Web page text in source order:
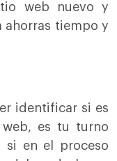
web nuevo y
ahorras tiempo y
identificar si es
web, es tu turno
si en el proceso